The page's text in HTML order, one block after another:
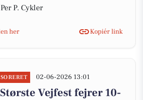
P. Cykler
her Kopiér link
02-06-2026 13:01
Vejfest fejrer 10-